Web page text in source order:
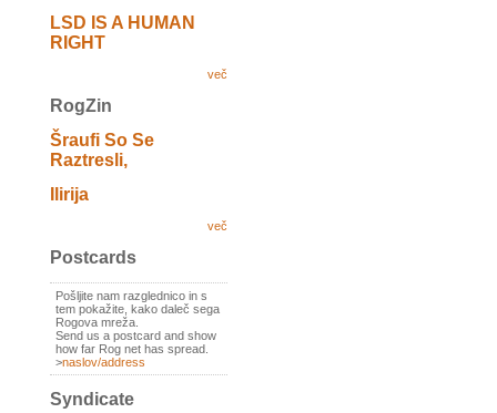
LSD IS A HUMAN
RIGHT
več
RogZin
Šraufi So Se
Raztresli,
Ilirija
več
Postcards
Pošljite nam razglednico in s
tem pokažite, kako daleč sega
Rogova mreža.
Send us a postcard and show
how far Rog net has spread.
>naslov/address
Syndicate